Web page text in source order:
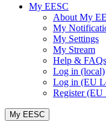
My EESC
About My
My
My Settings
My Stream
Help & FAQs
Log in (local)
Log in (EU
Register
My EESC